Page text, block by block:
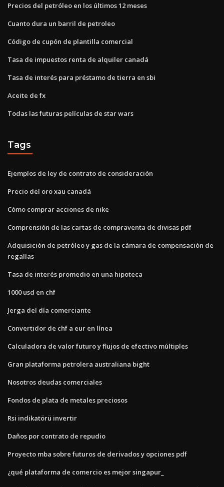
Precios del petróleo en los últimos 12 meses
Cuanto dura un barril de petroleo
Código de cupón de plantilla comercial
Tasa de impuestos renta de alquiler canadá
Tasa de interés para préstamo de tierra en sbi
Aceite de fx
Todas las futuras películas de star wars
Tags
Ejemplos de ley de contrato de consideración
Precio del oro xau canadá
Cómo comprar acciones de nike
Comprensión de las cartas de compraventa de divisas pdf
Adquisición de petróleo y gas de la cámara de compensación de
regalías
Tasa de interés promedio en una hipoteca
1000 usd en chf
Jerga del día comerciante
Convertidor de chf a eur en línea
Calculadora de valor futuro y flujos de efectivo múltiples
Gran plataforma petrolera australiana bight
Nosotros deudas comerciales
Fondos de plata de metales preciosos
Rsi indikatörü invertir
Daños por contrato de repudio
Proyecto mba sobre futuros de derivados y opciones pdf
¿qué plataforma de comercio es mejor singapur_